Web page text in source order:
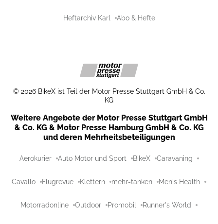
Heftarchiv Karl Abo & Hefte
© 2026 BikeX ist Teil der Motor Presse Stuttgart GmbH & Co.
KG
Weitere Angebote der Motor Presse Stuttgart GmbH
& Co. KG & Motor Presse Hamburg GmbH & Co. KG
und deren Mehrheitsbeteiligungen
Aerokurier Auto Motor und Sport BikeX Caravaning
Cavallo Flugrevue Klettern mehr-tanken Men's Health
Motorradonline Outdoor Promobil Runner's World